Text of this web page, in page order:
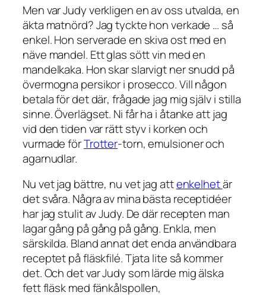
Men var Judy verkligen en av oss utvalda, en
äkta matnörd? Jag tyckte hon verkade … så
enkel. Hon serverade en skiva ost med en
näve mandel. Ett glas sött vin med en
mandelkaka. Hon skar slarvigt ner snudd på
övermogna persikor i prosecco. Vill någon
betala fördet där, frågade jag mig själv i stilla
sinne. Överlägset. Ni får ha i åtanke att jag
vid den tiden var rätt styv i korken och
vurmade förTrotter-torn, emulsioner och
agarnudlar.
Nu vet jag bättre, nu vet jag attenkelhetär
det svåra. Några av mina bästa receptidéer
har jag stulit av Judy. De där recepten man
lagar gång på gång på gång. Enkla, men
särskilda. Bland annat det enda användbara
receptet på fläskfilé. Tjata lite så kommer
det. Och det var Judy som lärde mig älska
fett fläsk med fänkålspollen,